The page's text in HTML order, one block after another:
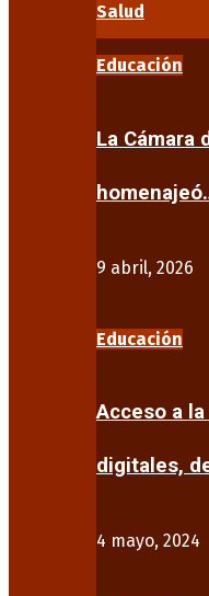
Salud
Educación
La Cámara
9 abril, 2026
Educación
Acceso a
digitales,
4 mayo, 2024